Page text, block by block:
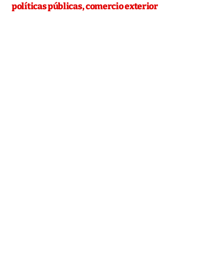
políticas públicas, comercio exterior